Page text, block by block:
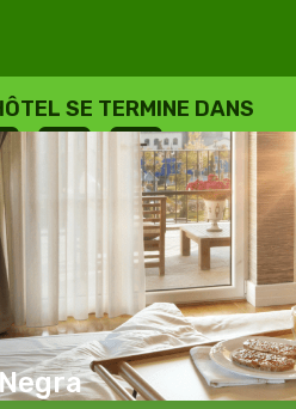
SE TERMINE DANS
: --
SECONDES
Negra